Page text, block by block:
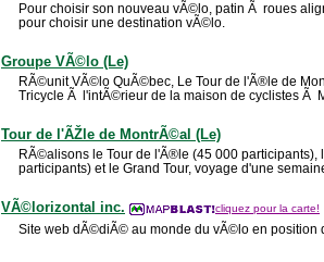
Pour choisir son nouveau vÃ©lo, patin Ã roues
pour choisir une destination vÃ©lo.
Groupe VÃ©lo (Le)
RÃ©unit VÃ©lo QuÃ©bec, Le Tour de l'Ã®le de
Tricycle Ã l'intÃ©rieur de la maison de cyclistes Ã
Tour de l'ÃŽle de MontrÃ©al (Le)
RÃ©alisons le Tour de l'Ã®le (45 000 participants),
participants) et le Grand Tour, voyage d'une
VÃ©lorizontal inc. cliquez pour la carte!
Site web dÃ©diÃ© au monde du vÃ©lo en position